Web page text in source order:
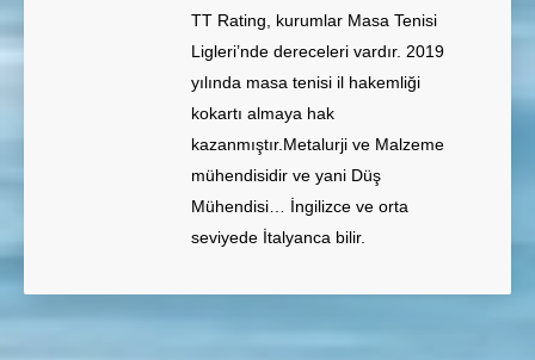
TT Rating, kurumlar Masa Tenisi
Ligleri’nde dereceleri vardır. 2019
yılında masa tenisi il hakemliği
kokartı almaya hak
kazanmıştır.Metalurji ve Malzeme
mühendisidir ve yani Düş
Mühendisi… İngilizce ve orta
seviyede İtalyanca bilir.